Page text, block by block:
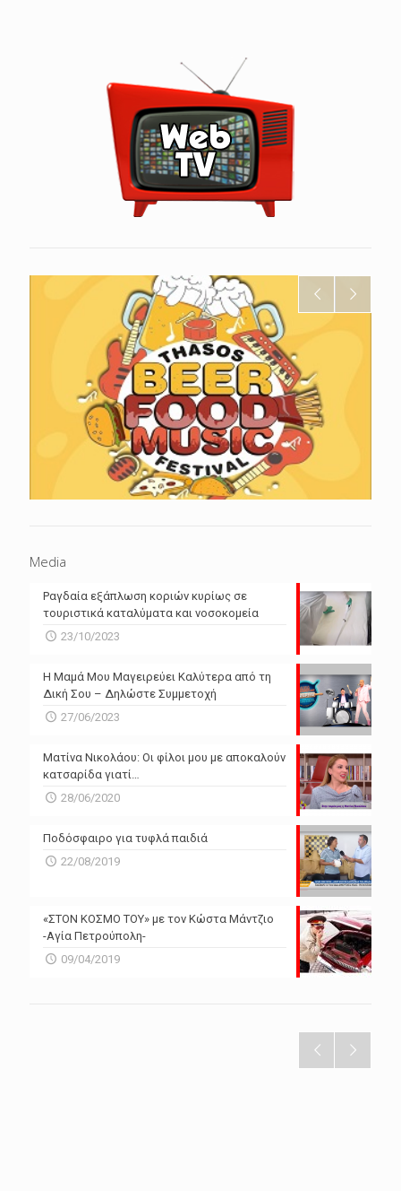
Media
Ραγδαία εξάπλωση κοριών κυρίως σε
τουριστικά καταλύματα και νοσοκομεία
23/10/2023
Η Μαμά Μου Μαγειρεύει Καλύτερα από τη
Δική Σου – Δηλώστε Συμμετοχή
27/06/2023
Ματίνα Νικολάου: Οι φίλοι μου με αποκαλούν
κατσαρίδα γιατί…
28/06/2020
Ποδόσφαιρο για τυφλά παιδιά
22/08/2019
«ΣΤΟΝ ΚΟΣΜΟ ΤΟΥ» με τον Κώστα Μάντζιο
-Αγία Πετρούπολη-
09/04/2019